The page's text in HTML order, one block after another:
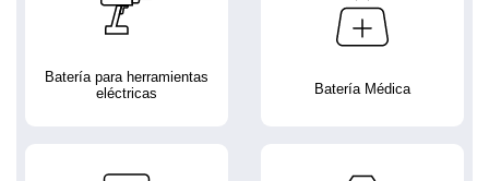
Batería para herramientas
eléctricas
Batería Médica